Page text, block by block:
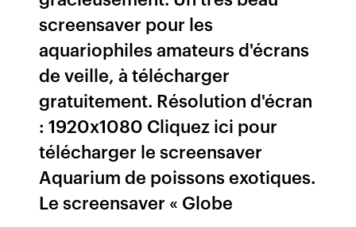
screensaver pour les
aquariophiles amateurs d'écrans
de veille, à télécharger
gratuitement. Résolution d'écran
: 1920x1080 Cliquez ici pour
télécharger le screensaver
Aquarium de poissons exotiques.
Le screensaver « Globe